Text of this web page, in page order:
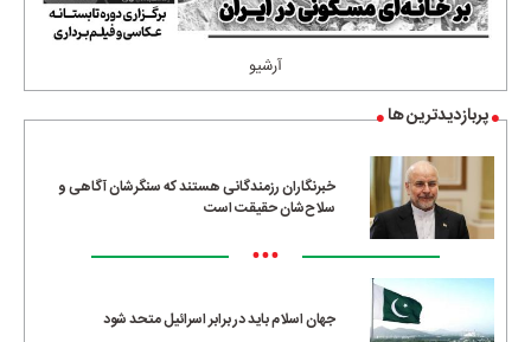
آرشیو
پربازدیدترین ها
خبرنگاران رزمندگانی هستند که سنگرشان آگاهی و
سلاح‌شان حقیقت است
•••
جهان اسلام باید در برابر اسرائیل متحد شود